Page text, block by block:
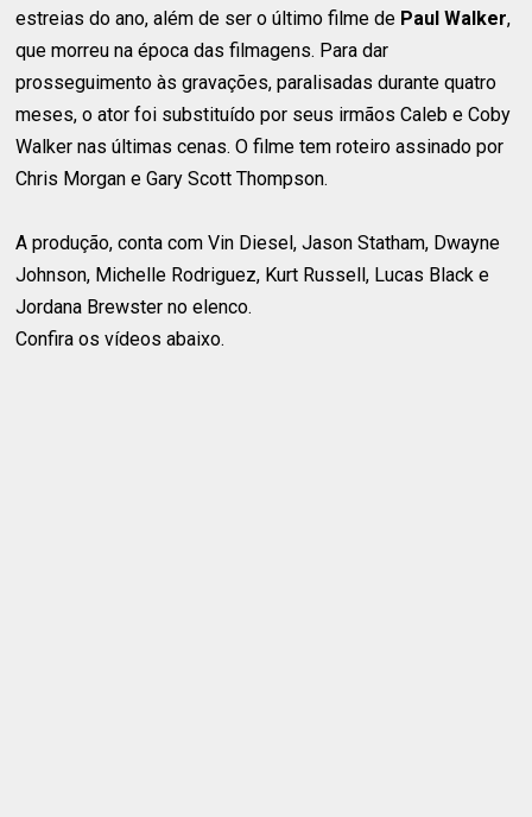
estreias do ano, além de ser o último filme de Paul Walker,
que morreu na época das filmagens. Para dar
prosseguimento às gravações, paralisadas durante quatro
meses, o ator foi substituído por seus irmãos Caleb e Coby
Walker nas últimas cenas. O filme tem roteiro assinado por
Chris Morgan e Gary Scott Thompson.
A produção, conta com Vin Diesel, Jason Statham, Dwayne
Johnson, Michelle Rodriguez, Kurt Russell, Lucas Black e
Jordana Brewster no elenco.
Confira os vídeos abaixo.